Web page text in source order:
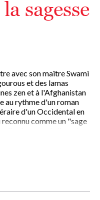
sagesse
avec son maître Swami
et des lamas
zen et à l'Afghanistan
au rythme d'un roman
d'un Occidental en
comme un "sage
lui-même,
temps".